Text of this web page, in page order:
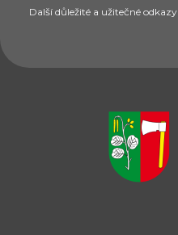
Další důležité a užitečné odkazy